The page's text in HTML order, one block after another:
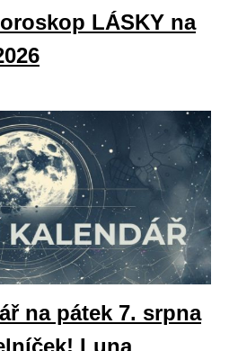
LÁSKY na
na pátek 7. srpna